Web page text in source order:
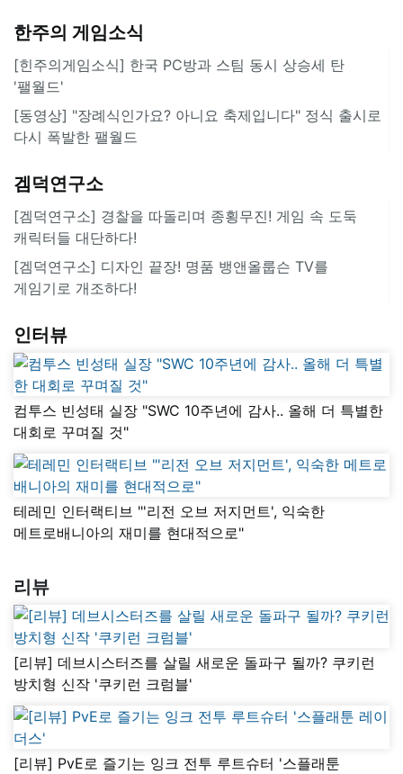
한주의 게임소식
[힌주의게임소식] 한국 PC방과 스팀 동시 상승세 탄
'팰월드'
[동영상] "장례식인가요? 아니요 축제입니다" 정식 출시로
다시 폭발한 팰월드
겜덕연구소
[겜덕연구소] 경찰을 따돌리며 종횡무진! 게임 속 도둑
캐릭터들 대단하다!
[겜덕연구소] 디자인 끝장! 명품 뱅앤올룹슨 TV를
게임기로 개조하다!
인터뷰
컴투스 빈성태 실장 "SWC 10주년에 감사.. 올해 더 특별한
대회로 꾸며질 것"
테레민 인터랙티브 "'리전 오브 저지먼트', 익숙한
메트로배니아의 재미를 현대적으로"
리뷰
[리뷰] 데브시스터즈를 살릴 새로운 돌파구 될까? 쿠키런
방치형 신작 '쿠키런 크럼블'
[리뷰] PvE로 즐기는 잉크 전투 루트슈터 '스플래툰